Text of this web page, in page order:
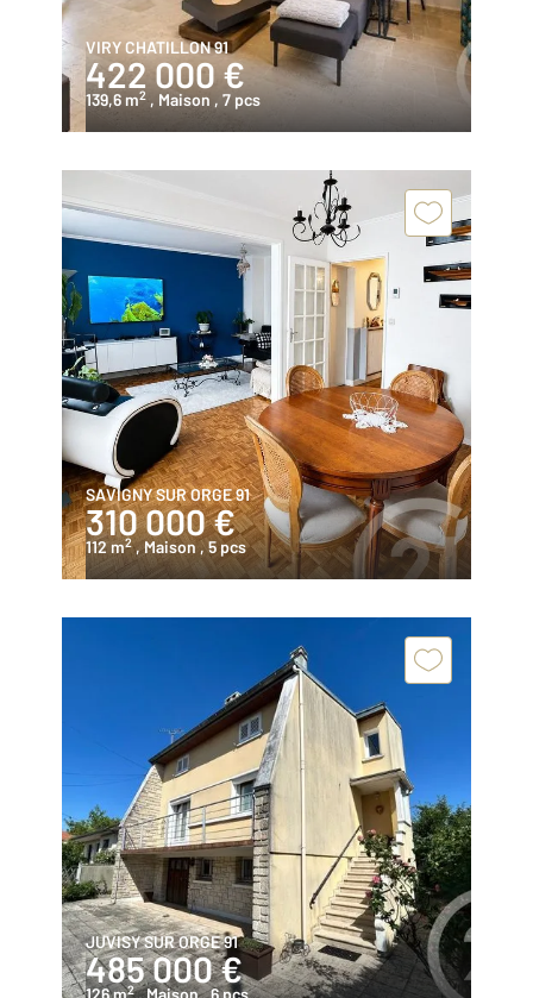
VIRY CHATILLON 91
422 000 €
139,6 m2 , Maison , 7 pcs
SAVIGNY SUR ORGE 91
310 000 €
112 m2 , Maison , 5 pcs
JUVISY SUR ORGE 91
485 000 €
126 m2 , Maison, 6 pcs